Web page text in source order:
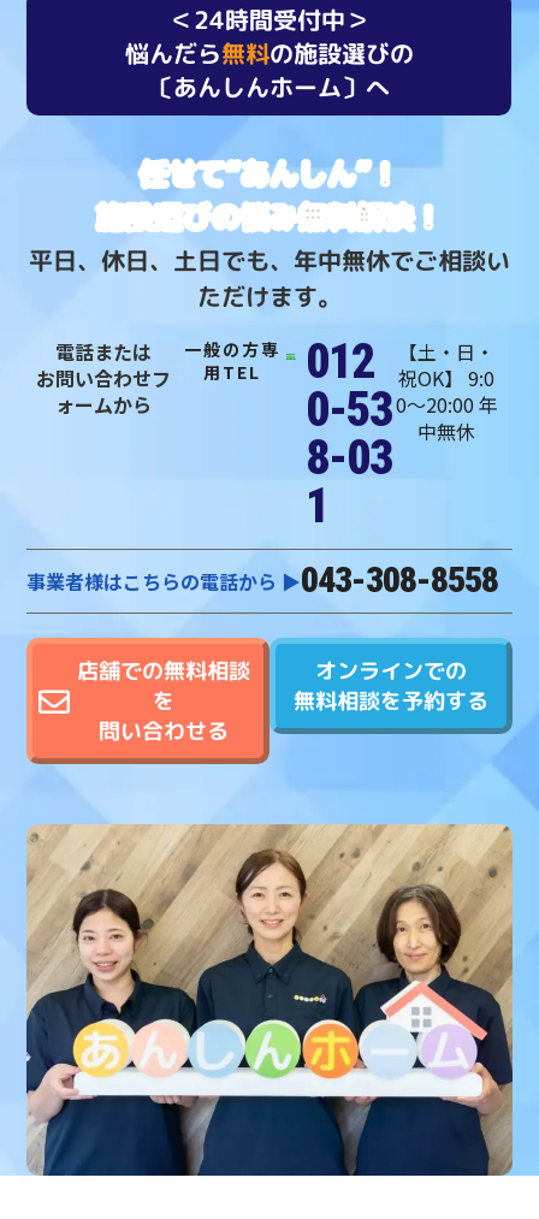
＜24時間受付中＞
悩んだら無料の施設選びの
〔あんしんホーム〕へ
任せて“あんしん”！
施設選びの悩み無料解決！
平日、休日、土日でも、年中無休でご相談い
ただけます。
電話または
お問い合わせフ
ォームから
一般の方専
用TEL
012
0-53
8-03
1
【土・日・
祝OK】 9:0
0〜20:00 年
中無休
事業者様はこちらの電話から ▶︎043-308-8558
店舗での無料相談
を
問い合わせる
オンラインでの
無料相談を予約する